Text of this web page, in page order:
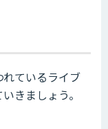
ているライブ
きましょう。